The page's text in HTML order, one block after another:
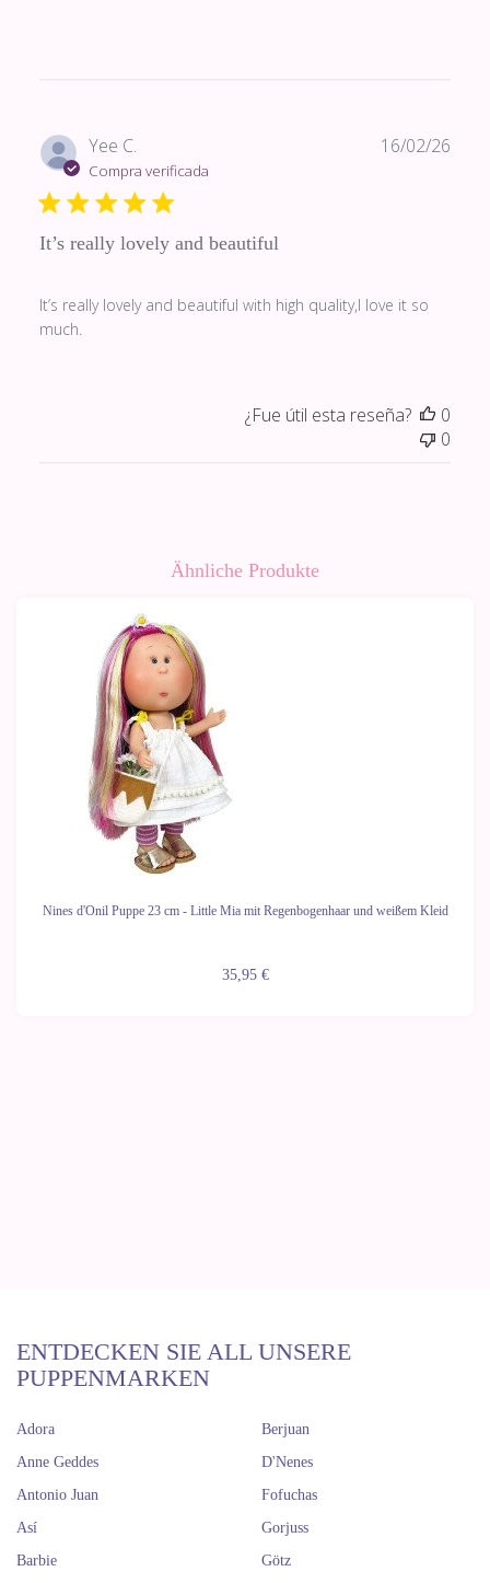
Yee C.
Compra verificada
It’s really lovely and beautiful
It’s really lovely and beautiful with high quality,I love it so
much.
16/02/26
¿Fue útil esta reseña?
0
0
Ähnliche Produkte
Nines d'Onil Puppe 23 cm - Little Mia mit Regenbogenhaar und weißem Kleid
35,95 €
ENTDECKEN SIE ALL UNSERE
PUPPENMARKEN
Adora
Anne Geddes
Antonio Juan
Así
Barbie
Berjuan
D'Nenes
Fofuchas
Gorjuss
Götz